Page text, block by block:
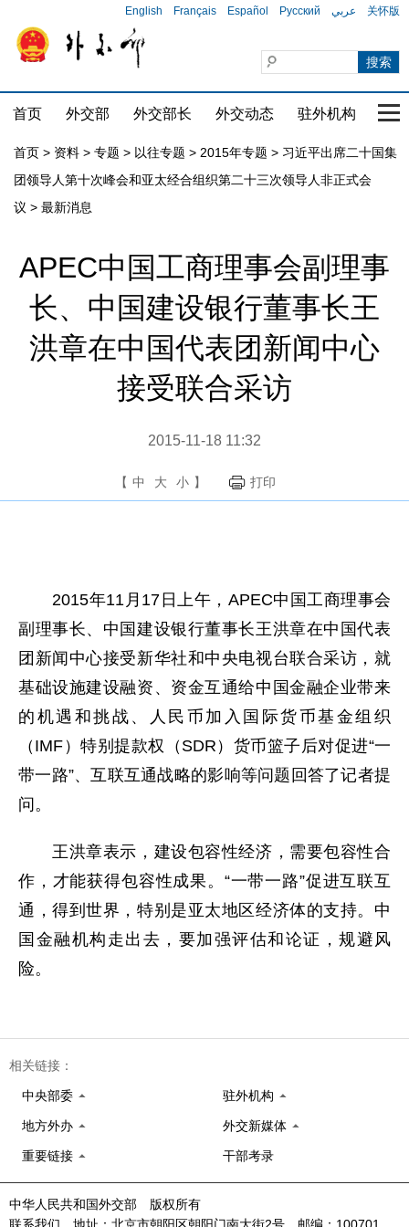
English Français Español Русский عربي 关怀版
首页 外交部 外交部长 外交动态 驻外机构 国
首页 > 资料 > 专题 > 以往专题 > 2015年专题 > 习近平出席二十国集
团领导人第十次峰会和亚太经合组织第二十三次领导人非正式会
议 > 最新消息
APEC中国工商理事会副理事
长、中国建设银行董事长王
洪章在中国代表团新闻中心
接受联合采访
2015-11-18 11:32
【 中 大 小 】 打印
2015年11月17日上午，APEC中国工商理事会
副理事长、中国建设银行董事长王洪章在中国代表
团新闻中心接受新华社和中央电视台联合采访，就
基础设施建设融资、资金互通给中国金融企业带来
的机遇和挑战、人民币加入国际货币基金组织
（IMF）特别提款权（SDR）货币篮子后对促进“一
带一路”、互联互通战略的影响等问题回答了记者提
问。
王洪章表示，建设包容性经济，需要包容性合
作，才能获得包容性成果。“一带一路”促进互联互
通，得到世界，特别是亚太地区经济体的支持。中
国金融机构走出去，要加强评估和论证，规避风
险。
相关链接：
中央部委 驻外机构
地方外办 外交新媒体
重要链接 干部考录
中华人民共和国外交部 版权所有